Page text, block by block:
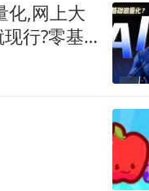
化,网上大
行?零基
?不用装
码,一样